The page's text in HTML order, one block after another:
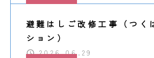
避難はしご改修工事（つく
ション）
2026.06.29